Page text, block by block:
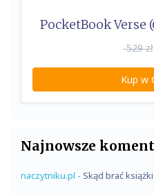
PocketBook Verse
529 zł
Kup w
Najnowsze
naczytniku.pl - Skąd brać